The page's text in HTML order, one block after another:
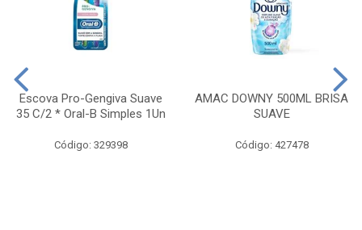
Escova Pro-Gengiva Suave
35 C/2 * Oral-B Simples 1Un
Código: 329398
AMAC DOWNY 500ML BRISA
SUAVE
Código: 427478